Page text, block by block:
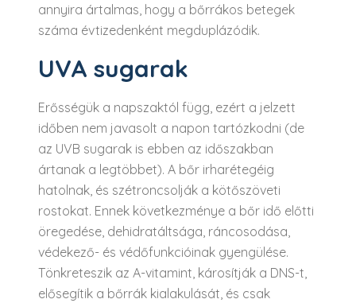
annyira ártalmas, hogy a bőrrákos betegek
száma évtizedenként megduplázódik.
UVA sugarak
Erősségük a napszaktól függ, ezért a jelzett
időben nem javasolt a napon tartózkodni (de
az UVB sugarak is ebben az időszakban
ártanak a legtöbbet). A bőr irharétegéig
hatolnak, és szétroncsolják a kötőszöveti
rostokat. Ennek következménye a bőr idő előtti
öregedése, dehidratáltsága, ráncosodása,
védekező- és védőfunkcióinak gyengülése.
Tönkreteszik az A-vitamint, károsítják a DNS-t,
elősegítik a bőrrák kialakulását, és csak